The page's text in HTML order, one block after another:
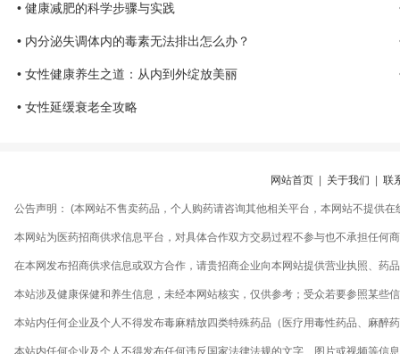
• 健康减肥的科学步骤与实践
• 内分泌失调体内的毒素无法排出怎么办？
• 女性健康养生之道：从内到外绽放美丽
• 女性延缓衰老全攻略
网站首页| 关于我们 联
公告声明： (本网站不售卖药品，个人购药请咨询其他相关平台，本网站不提供在
本网站为医药招商供求信息平台，对具体合作双方交易过程不参与也不承担任何
在本网发布招商供求信息或双方合作，请贵招商企业向本网站提供营业执照、药
本站涉及健康保健和养生信息，未经本网站核实，仅供参考；受众若要参照某些
本站内任何企业及个人不得发布毒麻精放四类特殊药品（医疗用毒性药品、麻
本站内任何企业及个人不得发布任何违反国家法律法规的文字、图片或视频等信